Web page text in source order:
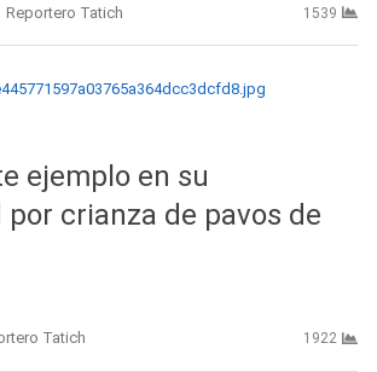
Author
Reportero Tatich 1539
ejemplo en su
crianza de pavos de
Tatich 1922